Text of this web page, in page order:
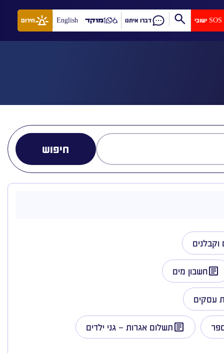
SOS ישובי דברו איתנו מוקד English חירום
חיפוש
חשבון מים
עסקים
תשלום אגרות – גני ילדים